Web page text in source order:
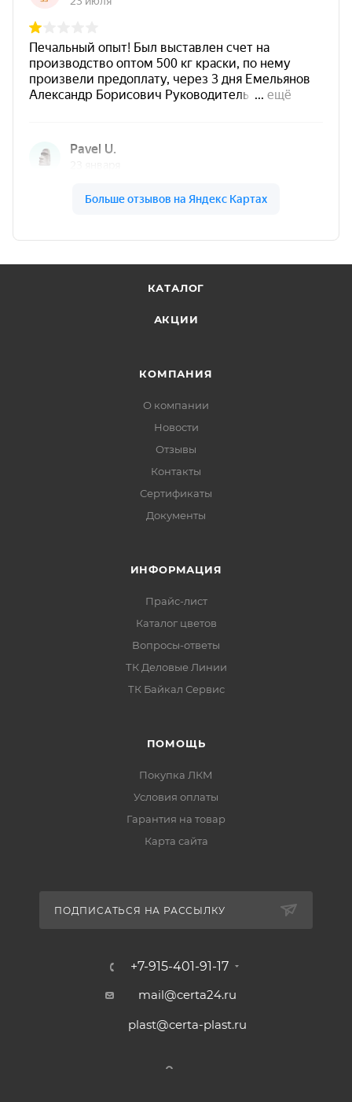
КАТАЛОГ
АКЦИИ
КОМПАНИЯ
О компании
Новости
Отзывы
Контакты
Сертификаты
Документы
ИНФОРМАЦИЯ
Прайс-лист
Каталог цветов
Вопросы-ответы
ТК Деловые Линии
ТК Байкал Сервис
ПОМОЩЬ
Покупка ЛКМ
Условия оплаты
Гарантия на товар
Карта сайта
ПОДПИСАТЬСЯ НА РАССЫЛКУ
+7-915-401-91-17
mail@certa24.ru
plast@certa-plast.ru